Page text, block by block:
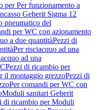
per Per funzionamento a
Geberit Sigma 12
pneumatico del
per WC con azionamento
a due quantitàPezzi di
Per risciacquo ad una
ad una
Pezzi di ricambio per
il montaggio grezzoPezzi di
Per comandi per WC con
Moduli sanitari Geberit
di ricambio per Moduli